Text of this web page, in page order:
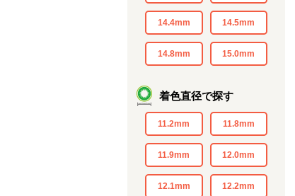
14.4mm 14.5mm
14.8mm 15.0mm
着色直径で探す
11.2mm 11.8mm
11.9mm 12.0mm
12.1mm 12.2mm